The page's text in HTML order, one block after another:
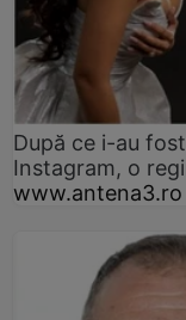
După ce i-au
Instagram, o
www.antena3.ro